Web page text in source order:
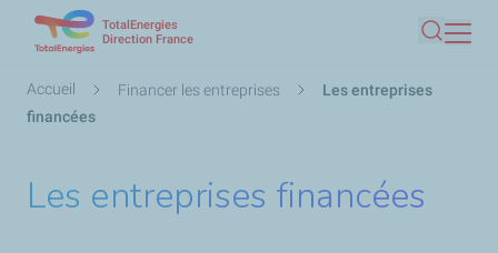
contenu
TotalEnergies
Direction France
Fil
d'Ariane
Accueil Financer les entreprises
Les entreprises
financées
Les entreprises financées